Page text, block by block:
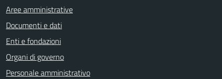
Aree amministrative
Documenti e dati
Enti e fondazioni
Organi di governo
Personale amministrativo